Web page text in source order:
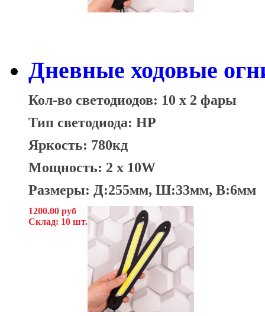
Дневные ходовые
Кол-во светодиодов: 10 x 2 фары
Тип светодиода: HP
Яркость: 780кд
Мощность: 2 x 10W
Размеры: Д:255мм, Ш:33мм, В:6мм
1200.00 руб
Склад: 10 шт.